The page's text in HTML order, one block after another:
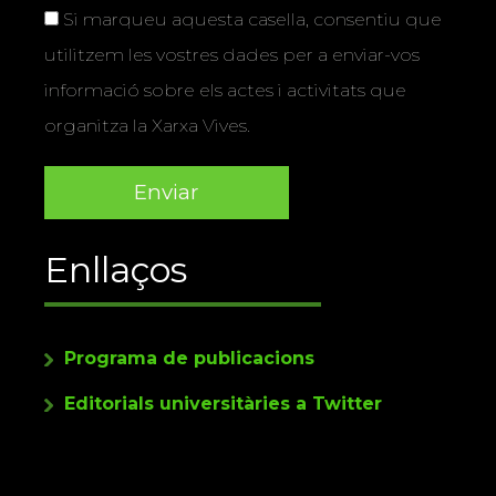
Si marqueu aquesta casella, consentiu que
utilitzem les vostres dades per a enviar-vos
informació sobre els actes i activitats que
organitza la Xarxa Vives.
Enllaços
Programa de publicacions
Editorials universitàries a Twitter